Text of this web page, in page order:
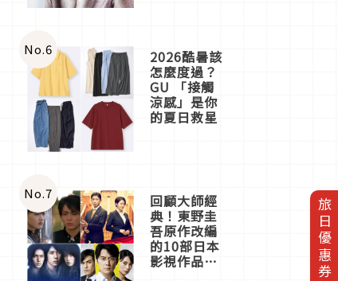
旅日優惠券
No.6 2026酷暑該
怎麼度過？
GU 「接觸
涼感」是你
的夏日救星
No.7 回顧大師經
典！東野圭
吾原作改編
的10部日本
影視作品推